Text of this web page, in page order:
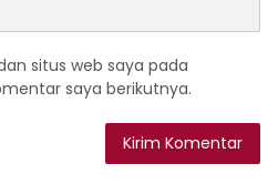
situs web saya pada
saya berikutnya.